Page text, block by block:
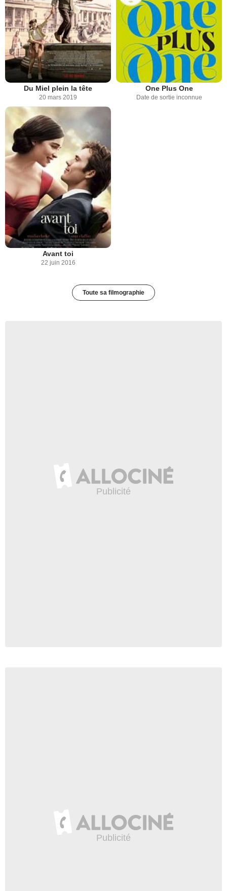
Du Miel plein la tête
20 mars 2019
One Plus One
Date de sortie inconnue
Avant toi
22 juin 2016
Toute sa filmographie